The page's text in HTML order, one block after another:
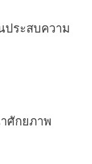
ระสบความ
กยภาพ